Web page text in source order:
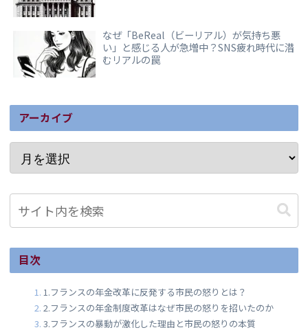
なぜ「BeReal（ビーリアル）が気持ち悪
い」と感じる人が急増中？SNS疲れ時代に潜
むリアルの罠
アーカイブ
目次
1.フランスの年金改革に反発する市民の怒りとは？
2.フランスの年金制度改革はなぜ市民の怒りを招いたのか
3.フランスの暴動が激化した理由と市民の怒りの本質